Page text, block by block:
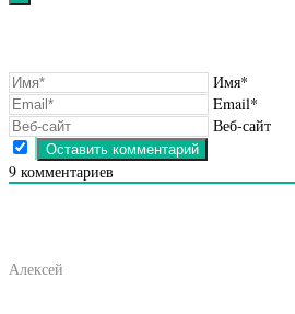
Имя*
Email*
Веб-сайт
9 комментариев
Алексей